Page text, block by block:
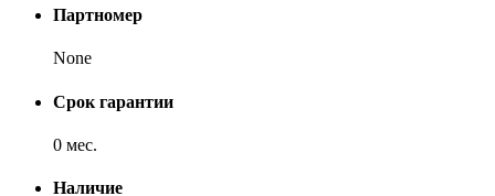
Партномер
None
Срок гарантии
0 мес.
Наличие